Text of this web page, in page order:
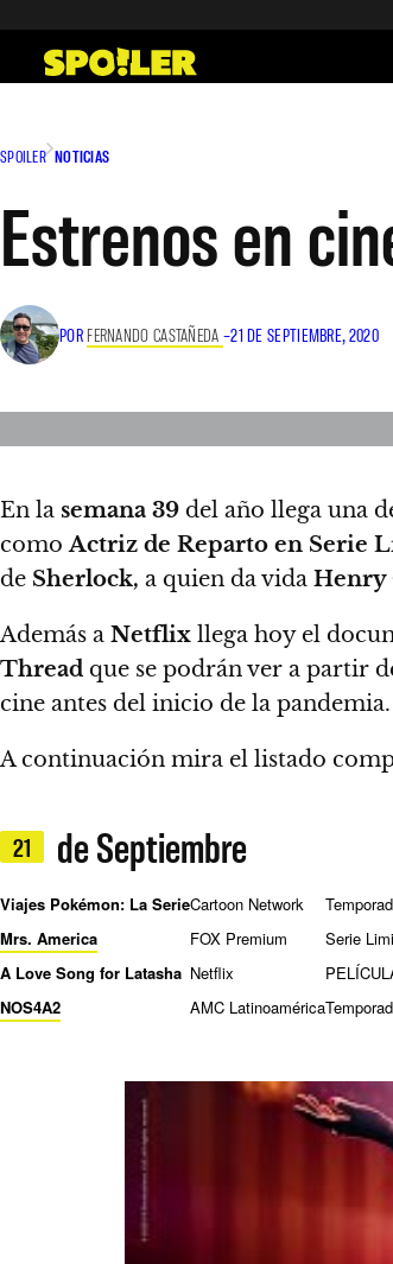
contenido
SPOILER NOTICIAS
Estrenos en
POR FERNANDO CASTAÑEDA –21 DE SEPTIEMBRE, 2020
En la semana 39 del año llega una
comoActriz de Reparto en Serie
de Sherlock, a quien da vida Henry
Además a Netflix llega hoy el
Thread que se podrán ver a partir
cine antes del inicio de la pandemia.
A continuación mira el listado
21 de Septiembre
Viajes Pokémon: La SerieCartoon Network
Mrs. America
FOX Premium Serie
A Love Song for Latasha Netflix
NOS4A2
AMC Latinoamérica